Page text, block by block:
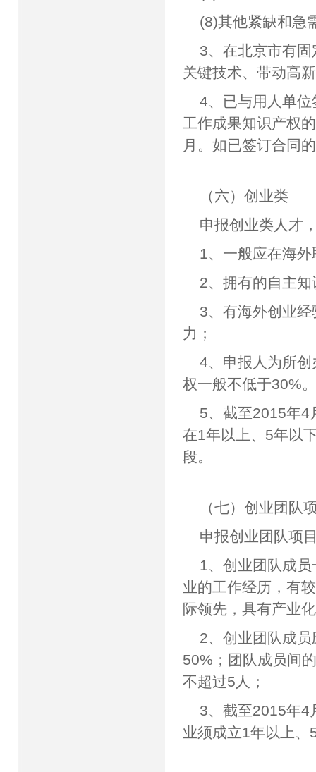
(8)其他紧缺和急
3、在北京市有
关键技术、带动高
4、已与用人单
工作成果知识产权
月。如已签订合同
（六）创业类
申报创业类人才
1、一般应在海
2、拥有的自主
3、有海外创业
力；
4、申报人为所
权一般不低于30%
5、截至2015年4
在1年以上、5年以
段。
（七）创业团队
申报创业团队项
1、创业团队成
业的工作经历，有
际领先，具有产业
2、创业团队成
50%；团队成员间
不超过5人；
3、截至2015年4
业须成立1年以上、